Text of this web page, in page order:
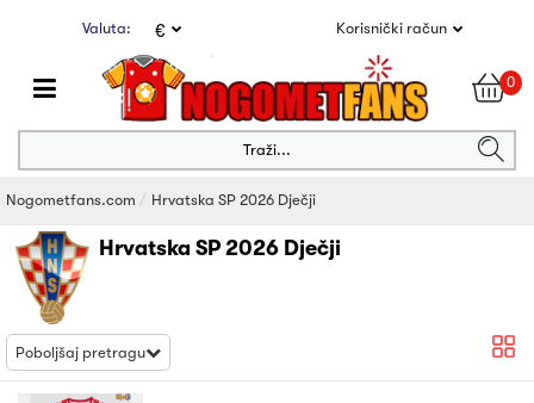
Valuta: € Korisnički račun
0
Traži...
Nogometfans.com Hrvatska SP 2026 Dječji
Hrvatska SP 2026 Dječji
Poboljšaj pretragu